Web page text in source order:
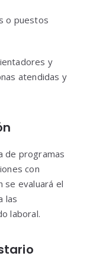
o puestos
y
atendidas y
de programas
con
se evaluará el
las
laboral.